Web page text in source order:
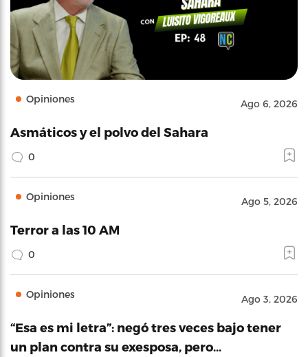
Opiniones Ago 6, 2026
Asmáticos y el polvo del Sahara
0
Opiniones Ago 5, 2026
Terror a las 10 AM
0
Opiniones Ago 3, 2026
“Esa es mi letra”: negó tres veces bajo tener
un plan contra su exesposa, pero…